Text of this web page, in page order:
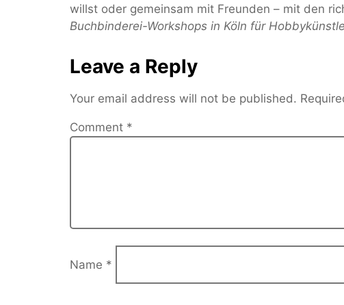
willst oder gemeinsam mit Freunden – mit den
Buchbinderei-Workshops in Köln für
Leave a Reply
Your email address will not be published.
Comment *
Name *